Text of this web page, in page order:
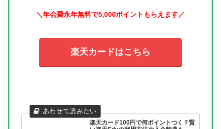
＼年会費永年無料で5,000ポイントもらえます／
楽天カードはこちら
楽天カード100円で何ポイントつく？賢